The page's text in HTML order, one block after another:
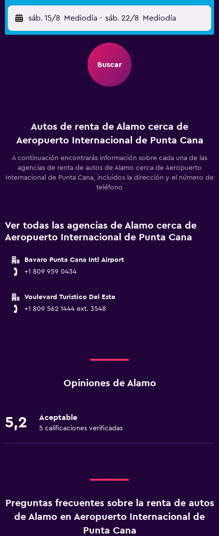
sáb. 15/8 Mediodía - sáb. 22/8 Mediodía
Buscar
Autos de renta de Alamo cerca de
Aeropuerto Internacional de Punta Cana
A continuación encontrarás información sobre cada una de las
agencias de renta de autos de Alamo cerca de Aeropuerto
Internacional de Punta Cana, incluidos la dirección y el número de
teléfono
Ver todas las agencias de Alamo cerca de
Aeropuerto Internacional de Punta Cana
Bavaro Punta Cana Intl Airport
+1 809 959 0434
Voulevard Turistico Del Este
+1 809 562 1444 ext. 3548
Opiniones de Alamo
5,2 Aceptable
5 calificaciones verificadas
Preguntas frecuentes sobre la renta de autos
de Alamo en Aeropuerto Internacional de
Punta Cana